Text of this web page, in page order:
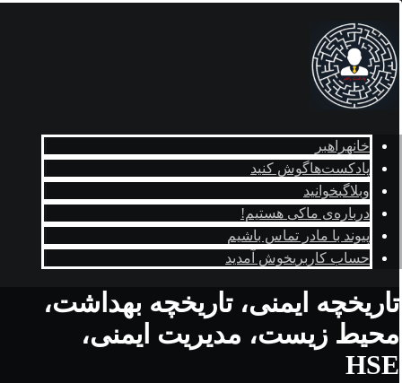
خانهراهبر
پادکست‌هاگوش کنید
وبلاگبخوانید
درباره‌ی ماکی هستیم!
پیوند با مادر تماس باشیم
حساب کاربریخوش آمدید
تاریخچه ایمنی، تاریخچه بهداشت،
محیط زیست، مدیریت ایمنی،
HSE